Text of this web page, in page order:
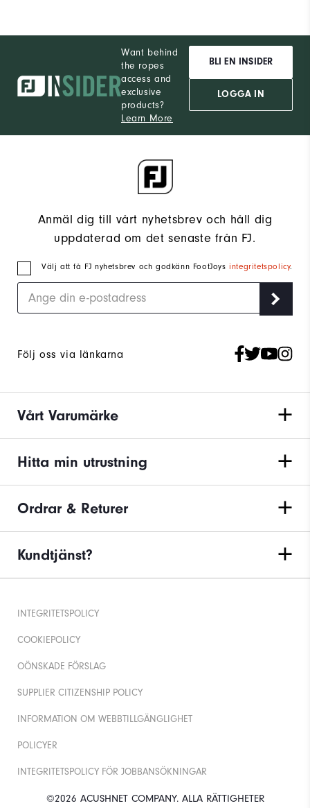
Want behind
the ropes
access and
exclusive
products?
Learn More
BLI EN INSIDER
LOGGA IN
Anmäl dig till vårt nyhetsbrev och håll dig
uppdaterad om det senaste från FJ.
Välj att få FJ nyhetsbrev och godkänn FootJoysintegritetspolicy.
Följ oss via länkarna
Vårt Varumärke
Hitta min utrustning
Ordrar & Returer
Kundtjänst?
©2026 ACUSHNET COMPANY. ALLA RÄTTIGHETER
INTEGRITETSPOLICY
COOKIEPOLICY
OÖNSKADE FÖRSLAG
SUPPLIER CITIZENSHIP POLICY
INFORMATION OM WEBBTILLGÄNGLIGHET
POLICYER
INTEGRITETSPOLICY FÖR JOBBANSÖKNINGAR